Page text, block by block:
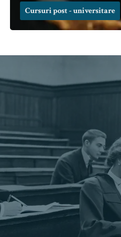
Cursuri post - universitare